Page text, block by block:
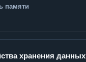
памяти
хранения данных